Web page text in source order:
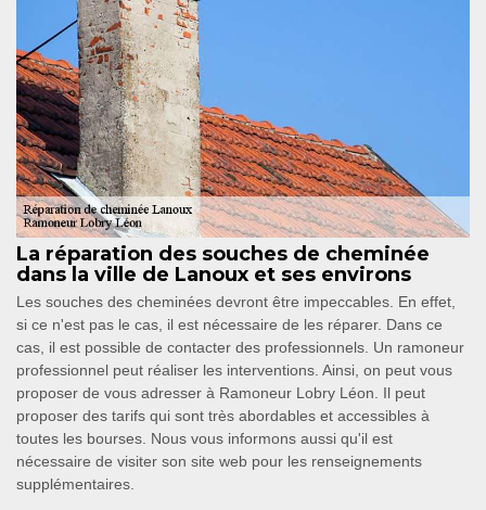
La réparation des souches de cheminée
dans la ville de Lanoux et ses environs
Les souches des cheminées devront être impeccables. En effet,
si ce n'est pas le cas, il est nécessaire de les réparer. Dans ce
cas, il est possible de contacter des professionnels. Un ramoneur
professionnel peut réaliser les interventions. Ainsi, on peut vous
proposer de vous adresser à Ramoneur Lobry Léon. Il peut
proposer des tarifs qui sont très abordables et accessibles à
toutes les bourses. Nous vous informons aussi qu'il est
nécessaire de visiter son site web pour les renseignements
supplémentaires.